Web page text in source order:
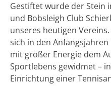
Gestiftet wurde der Stein
und Bobsleigh Club
unseres heutigen
sich in den
mit großer Energie dem
Sportlebens gewidmet –
Einrichtung einer